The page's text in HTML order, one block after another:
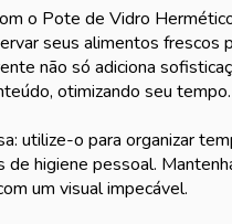
o Pote de Vidro
seus alimentos frescos
não só adiciona
otimizando seu tempo.
utilize-o para organizar
higiene pessoal.
um visual impecável.